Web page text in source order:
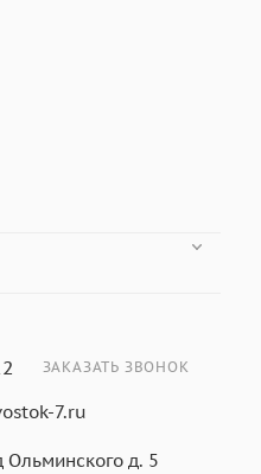
ЗАКАЗАТЬ ЗВОНОК
7.ru
Ольминского д. 5